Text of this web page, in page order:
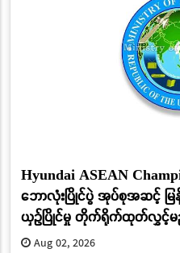
Hyundai ASEAN
ဘောလုံးပြိုင်ပွဲ အုပ်စုအဆင့် မ
ယှဉ်ပြိုင်မှု တိုက်ရိုက်ထုတ်လွှင့်
Aug 02, 2026